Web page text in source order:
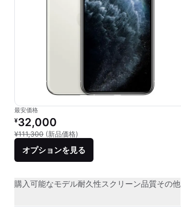
最安価格
リファービッシュ品の価格：
¥32,000
¥111,300 (新品価格)
オプションを見る
購入可能なモデル耐久性スクリーン品質その他